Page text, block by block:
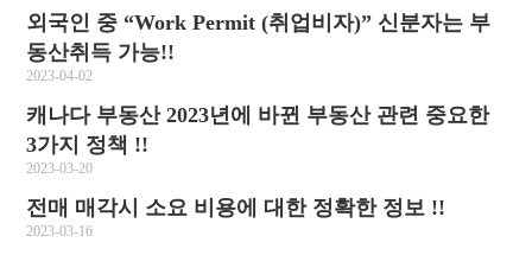
외국인 중 “Work Permit (취업비자)” 신분자는 부
동산취득 가능!!
2023-04-02
캐나다 부동산 2023년에 바뀐 부동산 관련 중요한
3가지 정책 !!
2023-03-20
전매 매각시 소요 비용에 대한 정확한 정보 !!
2023-03-16